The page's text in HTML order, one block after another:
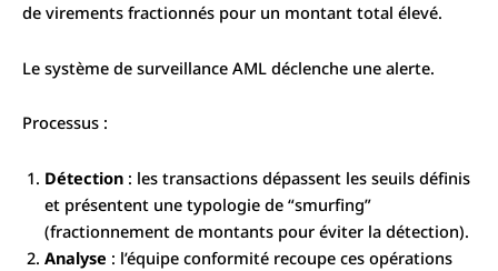
de virements fractionnés pour un montant total élevé.
Le système de surveillance AML déclenche une alerte.
Processus :
Détection : les transactions dépassent les seuils définis
et présentent une typologie de “smurfing”
(fractionnement de montants pour éviter la détection).
Analyse : l’équipe conformité recoupe ces opérations